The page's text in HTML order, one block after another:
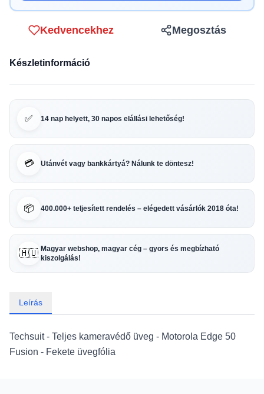
Kedvencekhez Megosztás
Készletinformáció
✅ 14 nap helyett, 30 napos elállási lehetőség!
💳 Utánvét vagy bankkártyá? Nálunk te döntesz!
📦 400.000+ teljesített rendelés – elégedett vásárlók 2018 óta!
🇭🇺 Magyar webshop, magyar cég – gyors és megbízható
kiszolgálás!
Leírás
Techsuit - Teljes kameravédő üveg - Motorola Edge 50
Fusion - Fekete üvegfólia